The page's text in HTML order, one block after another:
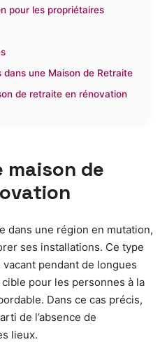
pour les propriétaires
une Maison de Retraite
de retraite en rénovation
maison de
dans une région en mutation,
ses installations. Ce type
pendant de longues
pour les personnes à la
Dans ce cas précis,
de l’absence de
lieux.